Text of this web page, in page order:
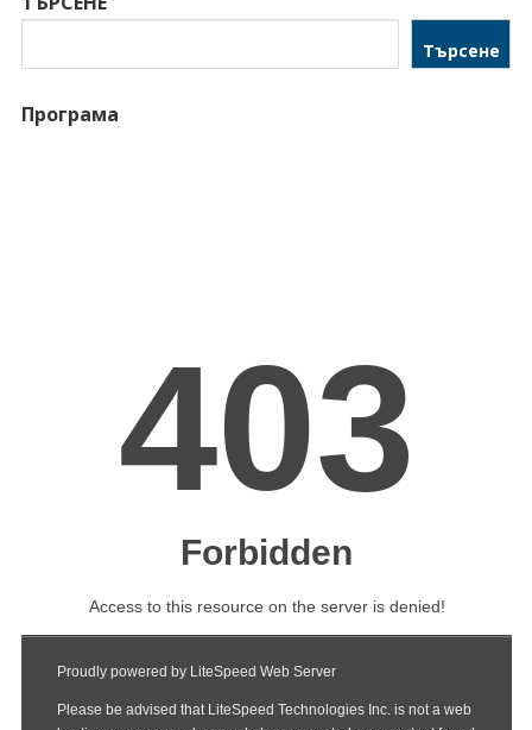
Търсене
Програма